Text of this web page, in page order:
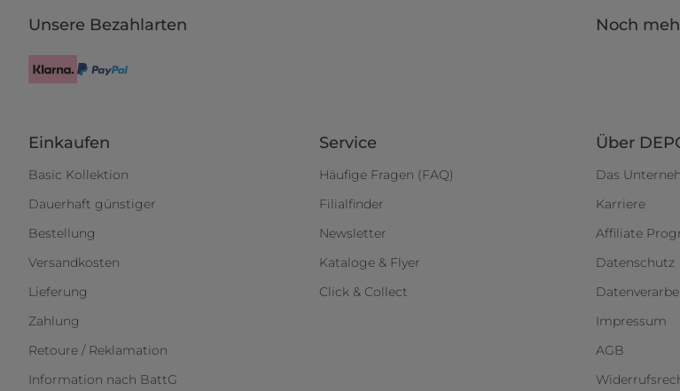
Unsere Bezahlarten Noch
Einkaufen
Basic Kollektion
Dauerhaft günstiger
Bestellung
Versandkosten
Lieferung
Zahlung
Retoure / Reklamation
Information nach BattG
Service
Häufige Fragen (FAQ)
Filialfinder
Newsletter
Kataloge & Flyer
Click & Collect
Über
Das
Karriere
Affiliate
Datenschutz
Impressum
AGB